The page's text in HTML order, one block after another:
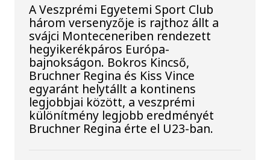
A Veszprémi Egyetemi Sport Club
három versenyzője is rajthoz állt a
svájci Monteceneriben rendezett
hegyikerékpáros Európa-
bajnokságon. Bokros Kincső,
Bruchner Regina és Kiss Vince
egyaránt helytállt a kontinens
legjobbjai között, a veszprémi
különítmény legjobb eredményét
Bruchner Regina érte el U23-ban.